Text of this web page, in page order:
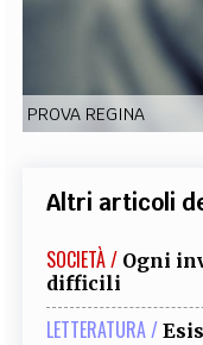
RUBRICHE LIBRI
PROVA REGINA
Altri articoli
SOCIETÀ / Ogni
difficili
LETTERATURA /